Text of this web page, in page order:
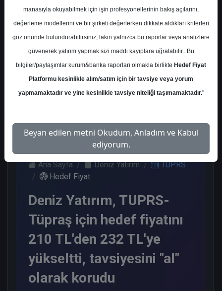
Kurum Sayısı
19
9 1
Paralel
Get.
2
Üstü
Get.
6
Yok
1
Pazartesi, 21 Temmuz 2025
Ana Sayfa Deniz Yatırım
TUPRS
Hedef Fiyat
Deniz Yatırım, TUPRS-
Tüpraş için hedef fiyatını
210 TL'den 232 TL'ye
yükseltti, tavsiyesini "al"
olarak korudu
manasıyla okuyabilmek için işin profesyonellerinin bakış açılarını,
değerleme modellerini ve bir şirketi değerlerken dikkate aldıkları kriterleri
göz önünde bulundurabilirsiniz, lakin yalnızca bu raporlar veya analizlere
güvenerek yatırım yapmak sizi maddi kayıplara uğratabilir.. Bu
bilgiler/paylaşımlar kurum&banka raporları olmakla birlikte Hedef Fiyat
Platformu kesinlikle alım/satım için bir tavsiye veya yorum
yapmamaktadır ve yine kesinlikle tavsiye niteliği taşımamaktadır."
Beyan edilen metni Okudum, Anladım ve Kabul
ediyorum.